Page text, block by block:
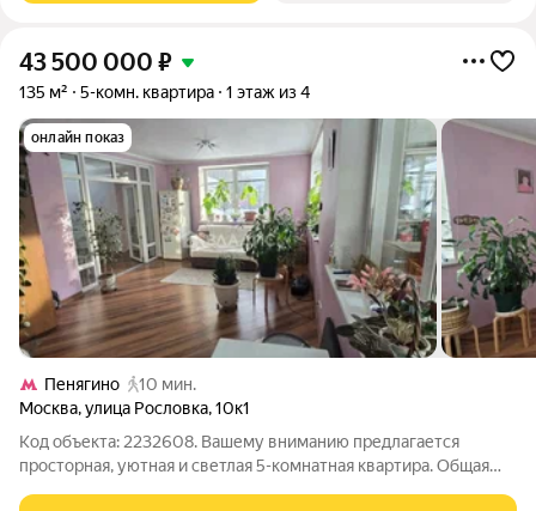
43 500 000 ₽
135 м² 5-комн. квартира 1 этаж из 4
онлайн показ
Пенягино
10 мин.
Москва,улица Рословка,10к1
Код объекта: 2232608. Вашему вниманию предлагается
просторная, уютная и светлая 5-комнатная квартира. Общая